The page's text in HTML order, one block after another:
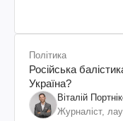
Політика
Російська
Україна?
Віталій
Журналіст,